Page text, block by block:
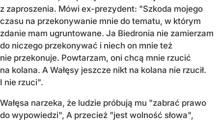
z zaproszenia. Mówi ex-prezydent: "Szkoda mojego
czasu na przekonywanie mnie do tematu, w którym
zdanie mam ugruntowane. Ja Biedronia nie zamierzam
do niczego przekonywać i niech on mnie też
nie przekonuje. Powtarzam, oni chcą mnie rzucić
na kolana. A Wałęsy jeszcze nikt na kolana nie rzucił.
I nie rzuci".
Wałęsa narzeka, że ludzie próbują mu "zabrać prawo
do wypowiedzi", A przecież "jest wolność słowa",